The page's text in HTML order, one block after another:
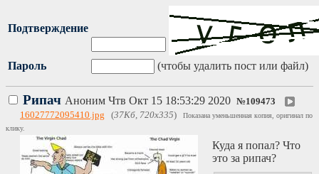
Подтверждение
Пароль (чтобы удалить пост или файл)
Рипач Аноним Чтв Окт 15 18:53:29 2020 №109473
16027772095410.jpg (37Кб, 720x335)
Показана уменьшенная копия, оригинал по
клику.
Куда я попал? Что
это за рипач?